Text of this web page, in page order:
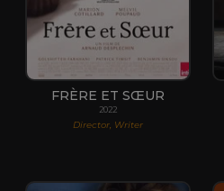
FRÈRE ET SŒUR
2022
Director, Writer